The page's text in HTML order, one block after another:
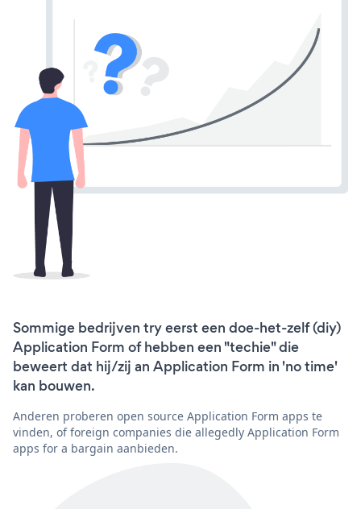
Sommige bedrijven try eerst een doe-het-zelf (diy)
Application Form of hebben een "techie" die
beweert dat hij/zij an Application Form in 'no time'
kan bouwen.
Anderen proberen open source Application Form apps te
vinden, of foreign companies die allegedly Application Form
apps for a bargain aanbieden.